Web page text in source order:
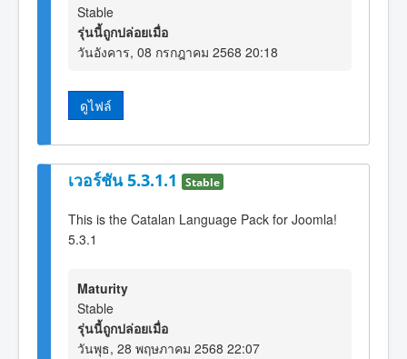
Stable
รุ่นนี้ถูกปล่อยเมื่อ
วันอังคาร, 08 กรกฎาคม 2568 20:18
ดูไฟล์
เวอร์ชัน 5.3.1.1 Stable
This is the Catalan Language Pack for Joomla!
5.3.1
Maturity
Stable
รุ่นนี้ถูกปล่อยเมื่อ
วันพุธ, 28 พฤษภาคม 2568 22:07